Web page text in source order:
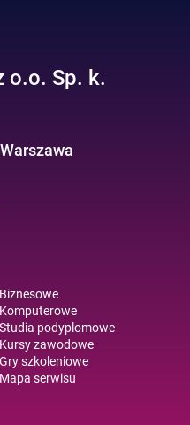
o.o. Sp. k.
Biznesowe
Komputerowe
Studia podyplomowe
Kursy zawodowe
Gry szkoleniowe
Mapa serwisu